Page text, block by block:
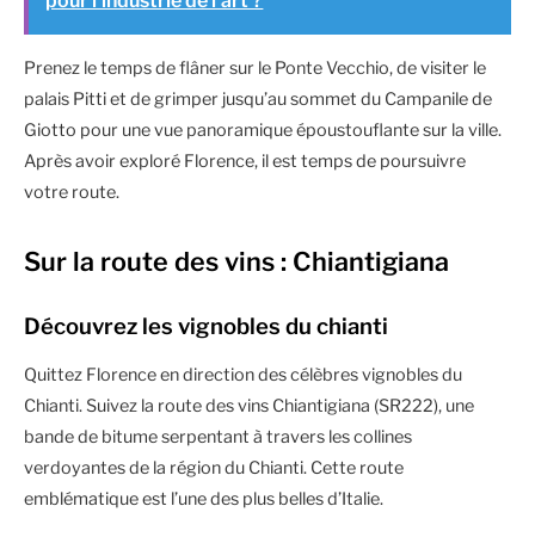
Prenez le temps de flâner sur le Ponte Vecchio, de visiter le
palais Pitti et de grimper jusqu’au sommet du Campanile de
Giotto pour une vue panoramique époustouflante sur la ville.
Après avoir exploré Florence, il est temps de poursuivre
votre route.
Sur la route des vins : Chiantigiana
Découvrez les vignobles du chianti
Quittez Florence en direction des célèbres vignobles du
Chianti. Suivez la route des vins Chiantigiana (SR222), une
bande de bitume serpentant à travers les collines
verdoyantes de la région du Chianti. Cette route
emblématique est l’une des plus belles d’Italie.